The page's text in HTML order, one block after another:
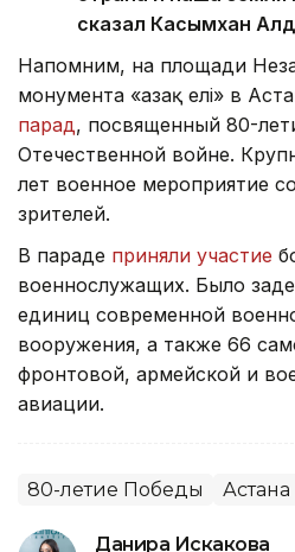
сказал Касымхан
Напомним, на площади
монумента «Қазақ елі» в
парад, посвященный 80-
Отечественной войне.
лет военное мероприятие
зрителей.
В параде приняли участие
военнослужащих. Было
единиц современной
вооружения, а также 66
фронтовой, армейской и
авиации.
80-летие Победы Астана
Данира Искакова